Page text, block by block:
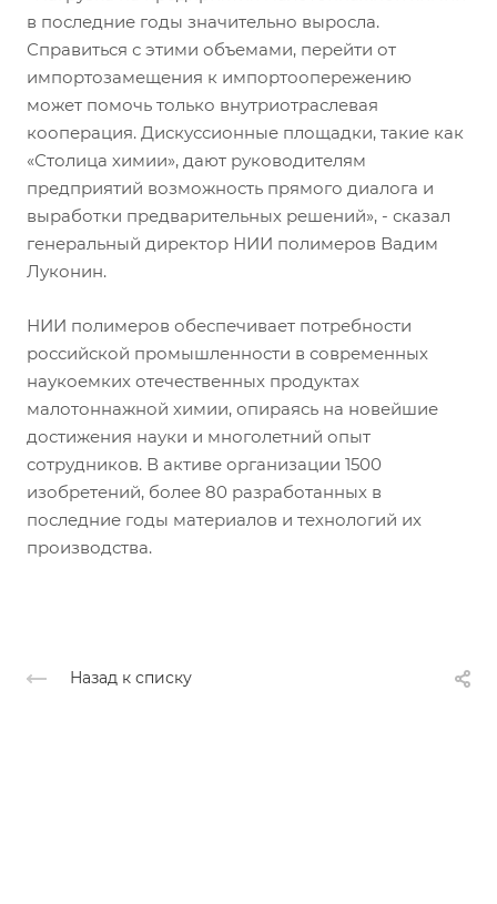
в последние годы значительно выросла.
Справиться с этими объемами, перейти от
импортозамещения к импортоопережению
может помочь только внутриотраслевая
кооперация. Дискуссионные площадки, такие как
«Столица химии», дают руководителям
предприятий возможность прямого диалога и
выработки предварительных решений», - сказал
генеральный директор НИИ полимеров Вадим
Луконин.
НИИ полимеров обеспечивает потребности
российской промышленности в современных
наукоемких отечественных продуктах
малотоннажной химии, опираясь на новейшие
достижения науки и многолетний опыт
сотрудников. В активе организации 1500
изобретений, более 80 разработанных в
последние годы материалов и технологий их
производства.
Назад к списку